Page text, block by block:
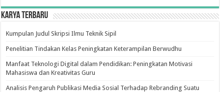
Karya Terbaru
Kumpulan Judul Skripsi Ilmu Teknik Sipil
Penelitian Tindakan Kelas Peningkatan Keterampilan Berwudhu
Manfaat Teknologi Digital dalam Pendidikan: Peningkatan Motivasi
Mahasiswa dan Kreativitas Guru
Analisis Pengaruh Publikasi Media Sosial Terhadap Rebranding Suatu